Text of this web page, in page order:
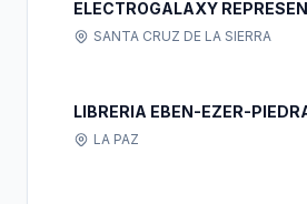
ELECTROGALAXY
SANTA CRUZ DE LA SIERRA
LIBRERIA EBEN-EZER-
LA PAZ